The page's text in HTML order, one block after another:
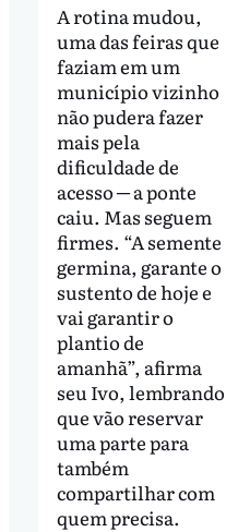
A rotina mudou,
uma das feiras que
faziam em um
município vizinho
não pudera fazer
mais pela
dificuldade de
acesso ─ a ponte
caiu. Mas seguem
firmes. “A semente
germina, garante o
sustento de hoje e
vai garantir o
plantio de
amanhã”, afirma
seu Ivo, lembrando
que vão reservar
uma parte para
também
compartilhar com
quem precisa.